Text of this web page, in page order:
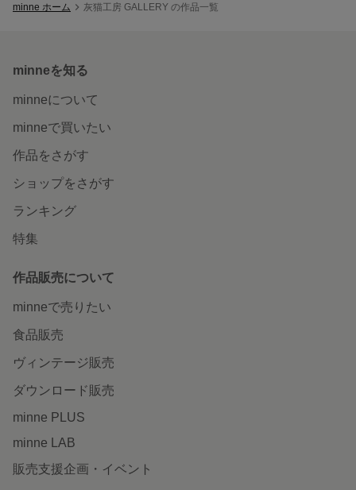
minne ホーム 灰猫工房 GALLERY の作品一覧
minneを知る
minneについて
minneで買いたい
作品をさがす
ショップをさがす
ランキング
特集
作品販売について
minneで売りたい
食品販売
ヴィンテージ販売
ダウンロード販売
minne PLUS
minne LAB
販売支援企画・イベント